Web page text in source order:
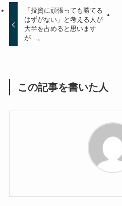
「投資に頑張っても勝てる
はずがない」と考える人が
大半を占めると思います
が…。
この記事を書いた人